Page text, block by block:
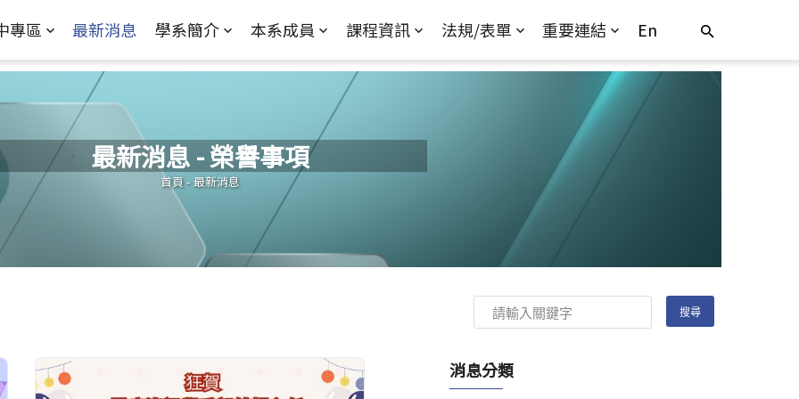
專區 最新消息 學系簡介 本系成員 課程資訊 法規/表單 重要連結 En
最新消息 - 榮譽事項
您在這裡
首頁-最新消息
消息分類